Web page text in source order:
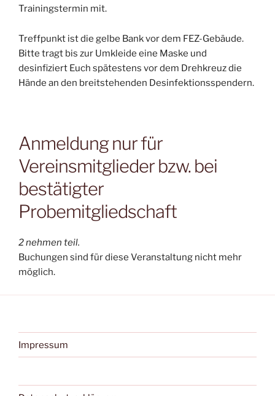
Trainingstermin mit.
Treffpunkt ist die gelbe Bank vor dem FEZ-Gebäude.
Bitte tragt bis zur Umkleide eine Maske und
desinfiziert Euch spätestens vor dem Drehkreuz die
Hände an den breitstehenden Desinfektionsspendern.
Anmeldung nur für
Vereinsmitglieder bzw. bei
bestätigter
Probemitgliedschaft
2 nehmen teil.
Buchungen sind für diese Veranstaltung nicht mehr
möglich.
Impressum